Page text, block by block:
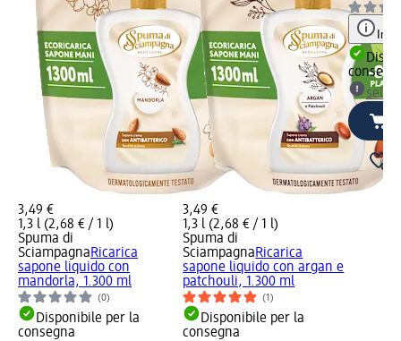
3,49 €
1,3 l (2,68 € / 1 l)
Spuma di
SciampagnaRicarica
sapone liquido con
mandorla, 1.300 ml
(0)
Disponibile per la
consegna
3,49 €
1,3 l (2,68 € / 1 l)
Spuma di
SciampagnaRicarica
sapone liquido con argan e
patchouli, 1.300 ml
(1)
Disponibile per la
consegna